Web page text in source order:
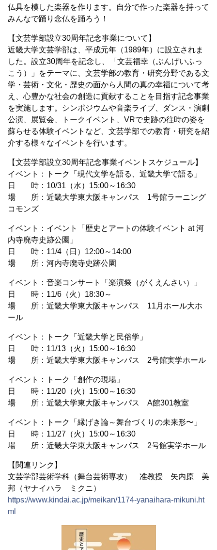
仏具を模した楽器を作ります。自分で作った楽器を持って
みんなで踊り念仏を踊ろう！
【文芸学部設立30周年記念事業について】
近畿大学文芸学部は、平成元年（1989年）に設立されま
した。設立30周年を記念し、「文芸福幸（ぶんげいふっ
こう）」をテーマに、文芸学部の教育・研究分野である文
学・芸術・文化・歴史の面から人間の真の幸福について考
え、心豊かな社会の創造に貢献することを目指す記念事業
を実施します。シンポジウムや音楽ライブ、ダンス・演劇
公演、展覧会、トークイベント、VRで史跡の往時の姿を
蘇らせる体験イベントなど、文芸学部での教育・研究を紹
介する様々なイベントを行います。
【文芸学部設立30周年記念事業イベントスケジュール】
イベント：トーク「現代文学を語る、近畿大学で語る」
日 時：10/31（水）15:00～16:30
場 所：近畿大学東大阪キャンパス 1号館ラーニング
コモンズ
イベント：イベント「歴史とアートの体験イベント at 河
内寺廃寺史跡公園」
日 時：11/4（日）12:00～14:00
場 所：河内寺廃寺史跡公園
イベント：音楽コンサート「楽演祭（がくえんさい）」
日 時：11/6（火）18:30～
場 所：近畿大学東大阪キャンパス 11月ホール大ホ
ール
イベント：トーク「近畿大学と民俗学」
日 時：11/13（火）15:00～16:30
場 所：近畿大学東大阪キャンパス 2号館実学ホール
イベント：トーク「創作の現場」
日 時：11/20（火）15:00～16:30
場 所：近畿大学東大阪キャンパス A館301教室
イベント：トーク「縁げき論～舞台づくりの未来形〜」
日 時：11/27（火）15:00～16:30
場 所：近畿大学東大阪キャンパス 2号館実学ホール
【関連リンク】
文芸学部芸術学科（舞台芸術専攻） 准教授 矢内原 美
邦（ヤナイハラ ミクニ）
https://www.kindai.ac.jp/meikan/1174-yanaihara-mikuni.ht
ml